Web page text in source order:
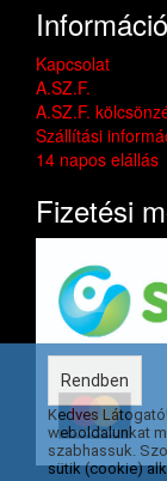
Kapcsolat
A.SZ.F.
A.SZ.F.
Szállítási
14 napos elállás
Fizetési
Rendben
Kedves
weboldalunkat
szabhassuk.
sütik (cookie)